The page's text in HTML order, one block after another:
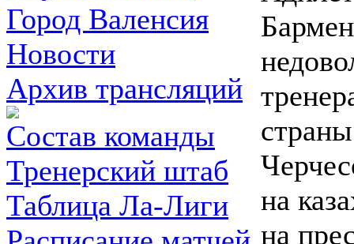
Город Валенсия
Новости
Архив трансляций
Состав команды
Тренерский штаб
Таблица Ла-Лиги
на
на